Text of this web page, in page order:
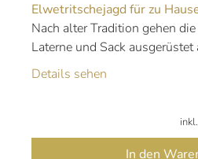
Elwetritschejagd für zu
Nach alter Tradition gehen
Laterne und Sack ausgerüstet
Details sehen
In den